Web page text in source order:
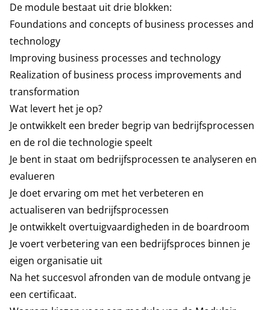
De module bestaat uit drie blokken:
Foundations and concepts of business processes and
technology
Improving business processes and technology
Realization of business process improvements and
transformation
Wat levert het je op?
Je ontwikkelt een breder begrip van bedrijfsprocessen
en de rol die technologie speelt
Je bent in staat om bedrijfsprocessen te analyseren en
evalueren
Je doet ervaring om met het verbeteren en
actualiseren van bedrijfsprocessen
Je ontwikkelt overtuigvaardigheden in de boardroom
Je voert verbetering van een bedrijfsproces binnen je
eigen organisatie uit
Na het succesvol afronden van de module ontvang je
een certificaat.